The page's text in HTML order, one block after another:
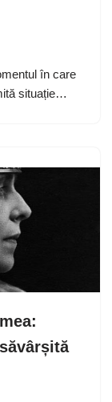
în care
situație…